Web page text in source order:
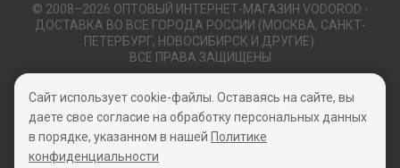
© 2008–2026 ОПТОВЫЙ ИНТЕРНЕТ-МАГАЗИН VODOROD -
ДОСТАВКА ВО ВСЕ ГОРОДА РОССИИ (МОСКВА, САНКТ-
ПЕТЕРБУРГ, НОВОСИБИРСК И ДРУГИЕ).
ВСЕ ПРАВА ЗАЩИЩЕНЫ
Политика конфиденциальности
Пользовательское соглашение
Сайт использует cookie-файлы. Оставаясь на сайте, вы
даете свое согласие на обработку персональных данных
в порядке, указанном в нашей Политике
конфиденциальности